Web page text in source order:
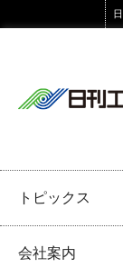
トピックス
会社案内